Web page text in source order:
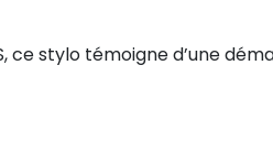
ce stylo témoigne d’une